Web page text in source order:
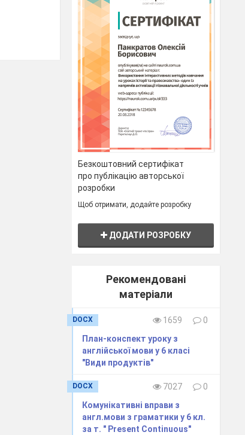
Безкоштовний сертифікат
про публікацію авторської
розробки
Щоб отримати, додайте розробку
ДОДАТИ РОЗРОБКУ
Рекомендовані
матеріали
DOCX 1659
0
План-конспект уроку з
англійської мови у 6 класі
"Види продуктів"
DOCX 7027
0
Комунікативні вправи з
англ.мови з граматики у 6 кл.
за т. " Present Continuous"